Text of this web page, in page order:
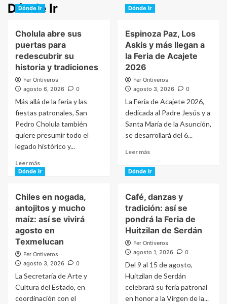
Dónde Ir
Dónde Ir
Cholula abre sus
puertas para
redescubrir su
historia y tradiciones
Fer Ontiveros
agosto 6, 2026
0
Más allá de la feria y las
fiestas patronales, San
Pedro Cholula también
quiere presumir todo el
legado histórico y...
Leer más
more
abre
sus
puertas
para
redescubrir
historia
y
tradiciones
Dónde Ir
Espinoza Paz, Los
Askis y más llegan a
la Feria de Acajete
2026
Fer Ontiveros
agosto 3, 2026
0
La Feria de Acajete 2026,
dedicada al Padre Jesús y a
Santa María de la Asunción,
se desarrollará del 6...
Leer másRead
about
Los
Askis
y
más
a
la
Feria
de
Acajete
2026
Dónde Ir
Chiles en nogada,
antojitos y mucho
maíz: así se vivirá
agosto en
Texmelucan
Fer Ontiveros
agosto 3, 2026
0
La Secretaría de Arte y
Cultura del Estado, en
coordinación con el
Dónde Ir
Café, danzas y
tradición: así se
pondrá la Feria de
Huitzilan de Serdán
Fer Ontiveros
agosto 1, 2026
0
Del 9 al 15 de agosto,
Huitzilan de Serdán
celebrará su feria patronal
en honor a la Virgen de la...